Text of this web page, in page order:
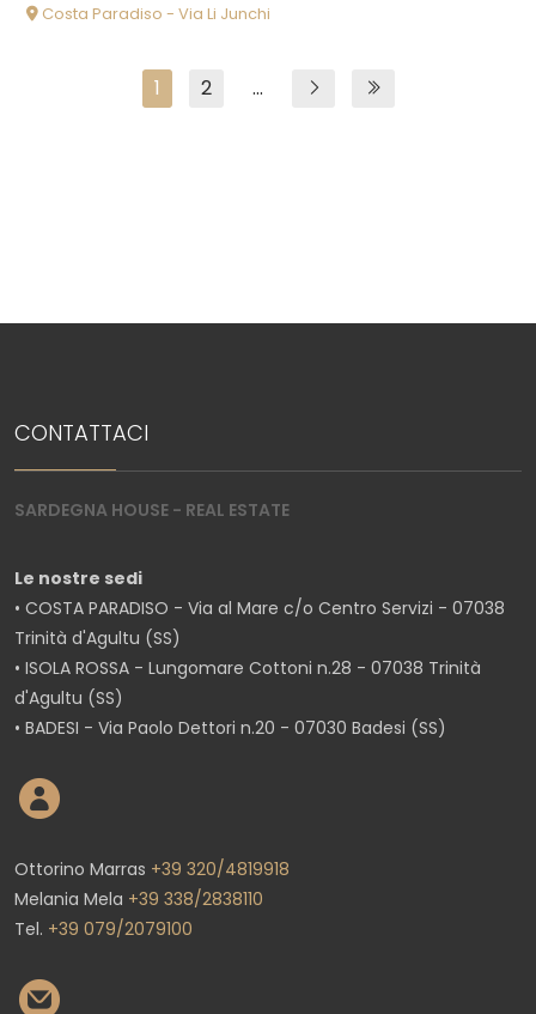
Costa Paradiso - Via Li Junchi
1 2 ...
CONTATTACI
SARDEGNA HOUSE - REAL ESTATE
Le nostre sedi
• COSTA PARADISO - Via al Mare c/o Centro Servizi - 07038
Trinità d'Agultu (SS)
• ISOLA ROSSA - Lungomare Cottoni n.28 - 07038 Trinità
d'Agultu (SS)
• BADESI - Via Paolo Dettori n.20 - 07030 Badesi (SS)
Ottorino Marras +39 320/4819918
Melania Mela +39 338/2838110
Tel. +39 079/2079100